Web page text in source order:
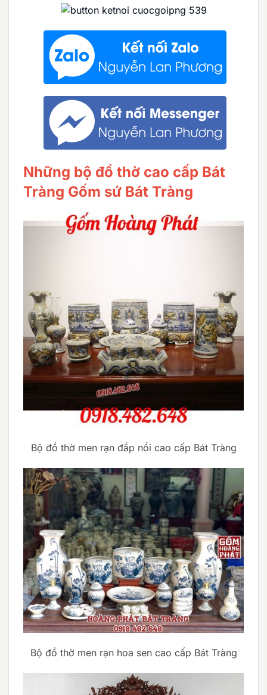
Những bộ đồ thờ cao cấp Bát
Tràng Gốm sứ Bát Tràng
Bộ đồ thờ men rạn đắp nổi cao cấp Bát Tràng
Bộ đồ thờ men rạn hoa sen cao cấp Bát Tràng